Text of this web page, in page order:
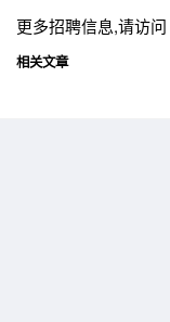
更多招聘信息,请访问
相关文章